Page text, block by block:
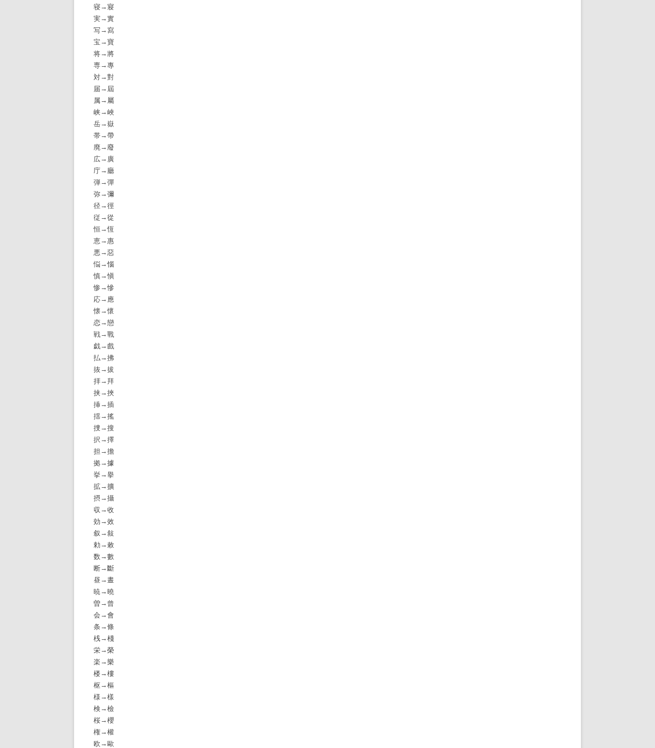
寝→寢
実→實
写→寫
宝→寶
将→將
専→專
対→對
届→屆
属→屬
峡→峽
岳→嶽
帯→帶
廃→廢
広→廣
庁→廳
弾→彈
弥→彌
径→徑
従→從
恒→恆
恵→惠
悪→惡
悩→惱
慎→愼
惨→慘
応→應
懐→懷
恋→戀
戦→戰
戯→戲
払→拂
抜→拔
拝→拜
挟→挾
挿→插
揺→搖
捜→搜
択→擇
担→擔
拠→據
挙→擧
拡→擴
摂→攝
収→收
効→效
叙→敍
勅→敕
数→數
断→斷
昼→晝
暁→曉
曽→曾
会→會
条→條
桟→棧
栄→榮
楽→樂
楼→樓
枢→樞
様→樣
検→檢
桜→櫻
権→權
欧→歐